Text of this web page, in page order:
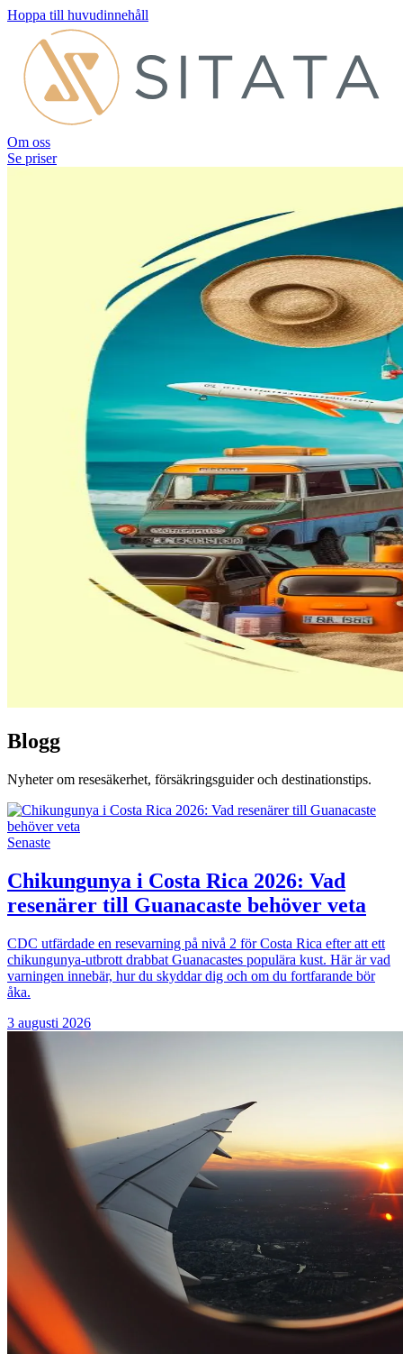
Hoppa till huvudinnehåll
Om oss
Se priser
Blogg
Nyheter om resesäkerhet, försäkringsguider och destinationstips.
Senaste
Chikungunya i Costa Rica 2026: Vad
resenärer till Guanacaste behöver veta
CDC utfärdade en resevarning på nivå 2 för Costa Rica efter att ett
chikungunya-utbrott drabbat Guanacastes populära kust. Här är vad
varningen innebär, hur du skyddar dig och om du fortfarande bör
åka.
3 augusti 2026